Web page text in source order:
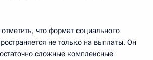
что формат социального
не только на выплаты. Он
сложные комплексные